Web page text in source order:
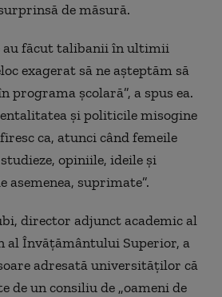
de măsură.
au făcut talibanii în ultimii
exagerat să ne aşteptăm să
programa şcolară”, a spus ea.
şi politicile misogine
ca, atunci când femeile
opiniile, ideile şi
asemenea, suprimate”.
director adjunct academic al
Învăţământului Superior, a
adresată universităţilor că
de un consiliu de „oameni de